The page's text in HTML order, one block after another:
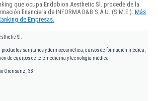
que ocupa Endobion Aesthetic Sl. procede de la
financiera de INFORMA D&B S.A.U. (S.M.E.). Más
de Empresas.
Sl.
productos sanitarios y dermocosmética, cursos de formación médica,
de equipos de telemedicina y tecnología médica
Orensanz , 33